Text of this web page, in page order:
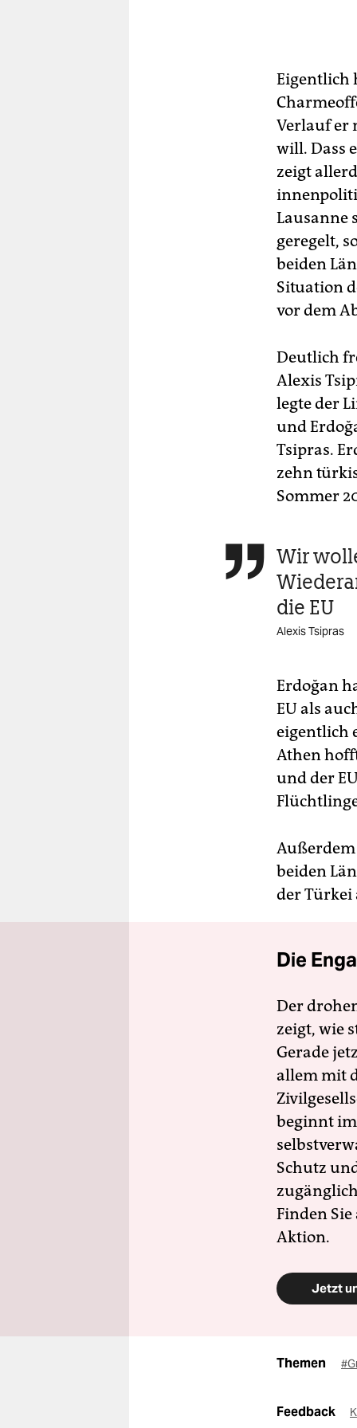
Eigentlich
Verlauf er
will. Dass
zeigt
Lausanne
geregelt,
beiden
Situation
vor dem
Deutlich
Alexis
legte der
und
Tsipras.
zehn
Sommer
 Wir
die EU
Alexis Tsipras
Erdoğan
EU als
eigentlich
Athen
und der
beiden
der Türkei
Die
Der
zeigt, wie
Gerade
allem mit
beginnt
Schutz
Finden
Aktion.
Jetzt
Themen
Feedback